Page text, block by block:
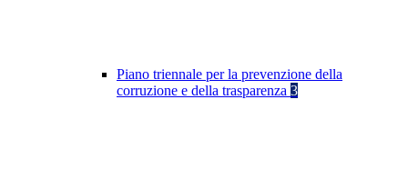
Piano triennale per la prevenzione della
corruzione e della trasparenza 3